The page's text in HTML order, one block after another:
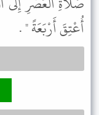
أُعْتِقَ أَرْبَعَةً " .